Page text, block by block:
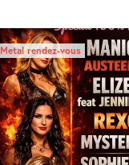
Metal rendez-vous